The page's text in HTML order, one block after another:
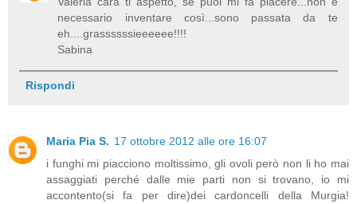
necessario inventare così...sono passata da te
eh....grassssssieeeeee!!!!
Sabina
Rispondi
Maria Pia S. 17 ottobre 2012 alle ore 16:07
i funghi mi piacciono moltissimo, gli ovoli però non li ho mai
assaggiati perché dalle mie parti non si trovano, io mi
accontento(si fa per dire)dei cardoncelli della Murgia!